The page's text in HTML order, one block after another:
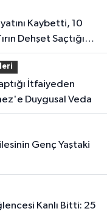
Dehşet Saçtığı
Duygusal Veda